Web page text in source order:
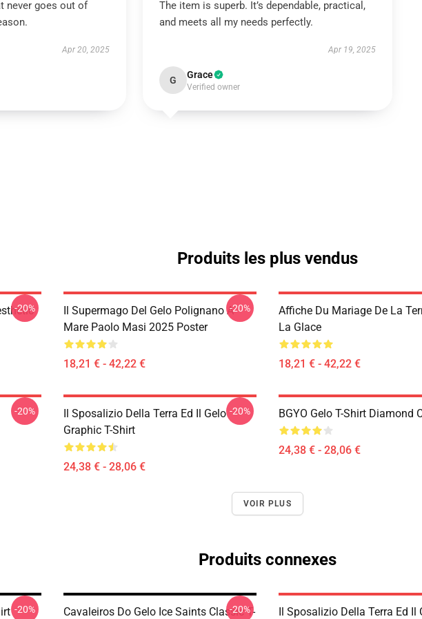
never goes out of
Apr 20, 2025
The item is superb. It’s dependable, practical,
and meets all my needs perfectly.
Apr 19, 2025
G Grace
Verified owner
Produits les plus vendus
-20%
Il Supermago Del Gelo Polignano A
Mare Paolo Masi 2025 Poster
18,21 € - 42,22 €
-20%
Affiche Du Mariage De La
La Glace
18,21 € - 42,22 €
-20%
Il Sposalizio Della Terra Ed Il Gelo
Graphic T-Shirt
24,38 € - 28,06 €
-20% BGYO Gelo T-Shirt Diamond
24,38 € - 28,06 €
VOIR PLUS
Produits connexes
-20%
Cavaleiros Do Gelo Ice Saints Classic T-
-20%
Il Sposalizio Della Terra Ed Il